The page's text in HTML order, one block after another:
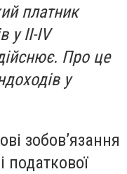
платник
у II-IV
Про це
у
зобов’язання
податкової